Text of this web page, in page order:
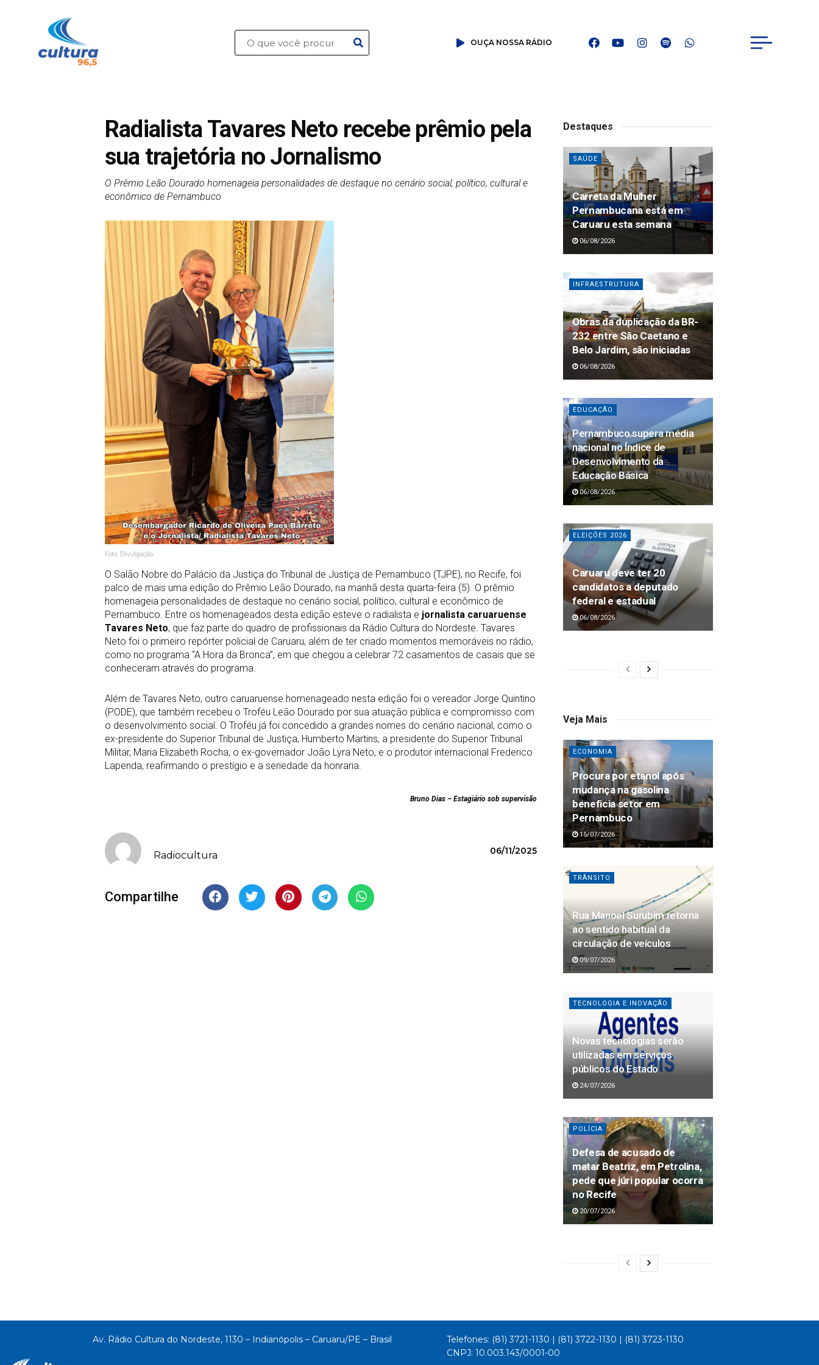
OUÇA NOSSA RÁDIO
Radialista Tavares Neto recebe prêmio pela
sua trajetória no Jornalismo
O Prêmio Leão Dourado homenageia personalidades de destaque no cenário social, político, cultural e
econômico de Pernambuco
Foto: Divulgação
O Salão Nobre do Palácio da Justiça do Tribunal de Justiça de Pernambuco (TJPE), no Recife, foi
palco de mais uma edição do Prêmio Leão Dourado, na manhã desta quarta-feira (5). O prêmio
homenageia personalidades de destaque no cenário social, político, cultural e econômico de
Pernambuco. Entre os homenageados desta edição esteve o radialista e jornalista caruaruense
Tavares Neto, que faz parte do quadro de profissionais da Rádio Cultura do Nordeste. Tavares
Neto foi o primeiro repórter policial de Caruaru, além de ter criado momentos memoráveis no rádio,
como no programa “A Hora da Bronca”, em que chegou a celebrar 72 casamentos de casais que se
conheceram através do programa.
Além de Tavares Neto, outro caruaruense homenageado nesta edição foi o vereador Jorge Quintino
(PODE), que também recebeu o Troféu Leão Dourado por sua atuação pública e compromisso com
o desenvolvimento social. O Troféu já foi concedido a grandes nomes do cenário nacional, como o
ex-presidente do Superior Tribunal de Justiça, Humberto Martins, a presidente do Superior Tribunal
Militar, Maria Elizabeth Rocha, o ex-governador João Lyra Neto, e o produtor internacional Frederico
Lapenda, reafirmando o prestígio e a seriedade da honraria.
Bruno Dias – Estagiário sob supervisão
Radiocultura 06/11/2025
Compartilhe
Destaques
SAÚDE
Carreta da Mulher
Pernambucana está em
Caruaru esta semana
06/08/2026
INFRAESTRUTURA
Obras da duplicação da BR-
232 entre São Caetano e
Belo Jardim, são iniciadas
06/08/2026
EDUCAÇÃO
Pernambuco supera média
nacional no Índice de
Desenvolvimento da
Educação Básica
06/08/2026
ELEIÇÕES 2026
Caruaru deve ter 20
candidatos a deputado
federal e estadual
06/08/2026
Veja Mais
ECONOMIA
Procura por etanol após
mudança na gasolina
beneficia setor em
Pernambuco
15/07/2026
TRÂNSITO
Rua Manoel Surubim retorna
ao sentido habitual da
circulação de veículos
09/07/2026
TECNOLOGIA E INOVAÇÃO
Novas tecnologias serão
utilizadas em serviços
públicos do Estado
24/07/2026
POLÍCIA
Defesa de acusado de
matar Beatriz, em Petrolina,
pede que júri popular ocorra
no Recife
20/07/2026
Av. Rádio Cultura do Nordeste, 1130 – Indianópolis – Caruaru/PE – Brasil
Telefones: (81) 3721-1130 | (81) 3722-1130 | (81) 3723-1130
CNPJ: 10.003.143/0001-00